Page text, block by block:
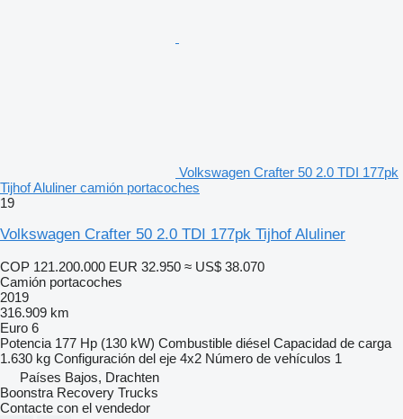
Volkswagen Crafter 50 2.0 TDI 177pk
Tijhof Aluliner camión portacoches
19
Volkswagen Crafter 50 2.0 TDI 177pk Tijhof Aluliner
COP 121.200.000 EUR 32.950 ≈ US$ 38.070
Camión portacoches
2019
316.909 km
Euro 6
Potencia 177 Hp (130 kW) Combustible diésel Capacidad de carga
1.630 kg Configuración del eje 4x2 Número de vehículos 1
Países Bajos, Drachten
Boonstra Recovery Trucks
Contacte con el vendedor